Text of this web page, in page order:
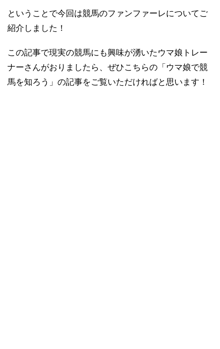
ということで今回は競馬のファンファーレについてご
紹介しました！
この記事で現実の競馬にも興味が湧いたウマ娘トレー
ナーさんがおりましたら、ぜひこちらの「ウマ娘で競
馬を知ろう」の記事をご覧いただければと思います！